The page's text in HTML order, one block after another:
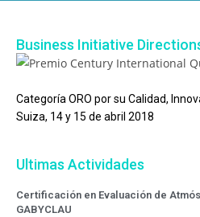
Business Initiative
Categoría ORO por su Calidad,
Suiza, 14 y 15 de abril 2018
Ultimas Actividades
Certificación en Evaluación de
GABYCLAU